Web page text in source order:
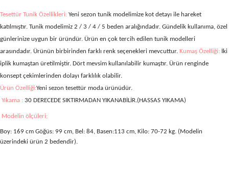
Tesettür Tunik Özellikleri: Yeni sezon tunik modelimize kot detayı ile hareket
katılmıştır. Tunik modelimiz 2 / 3 / 4 / 5 beden aralığındadır. Gündelik kullanıma, özel
günlerinize uygun bir üründür. Ürün en çok tercih edilen tunik modelleri
arasındadır. Ürünün birbirinden farklı renk seçenekleri mevcuttur. Kumaş Özelliği: İki
iplik kumaştan üretilmiştir. Dört mevsim kullanılabilir kumaştır. Ürün renginde
konsept çekimlerinden dolayı farklılık olabilir.
Ürün Özelliği:Yeni sezon tesettür moda ürünüdür.
Yıkama : 30 DERECEDE SIKTIRMADAN YIKANABİLİR.(HASSAS YIKAMA)
Modelin ölçüleri;
Boy: 169 cm Göğüs: 99 cm, Bel: 84, Basen:113 cm, Kilo: 70-72 kg. (Modelin
üzerindeki ürün 2 bedendir).